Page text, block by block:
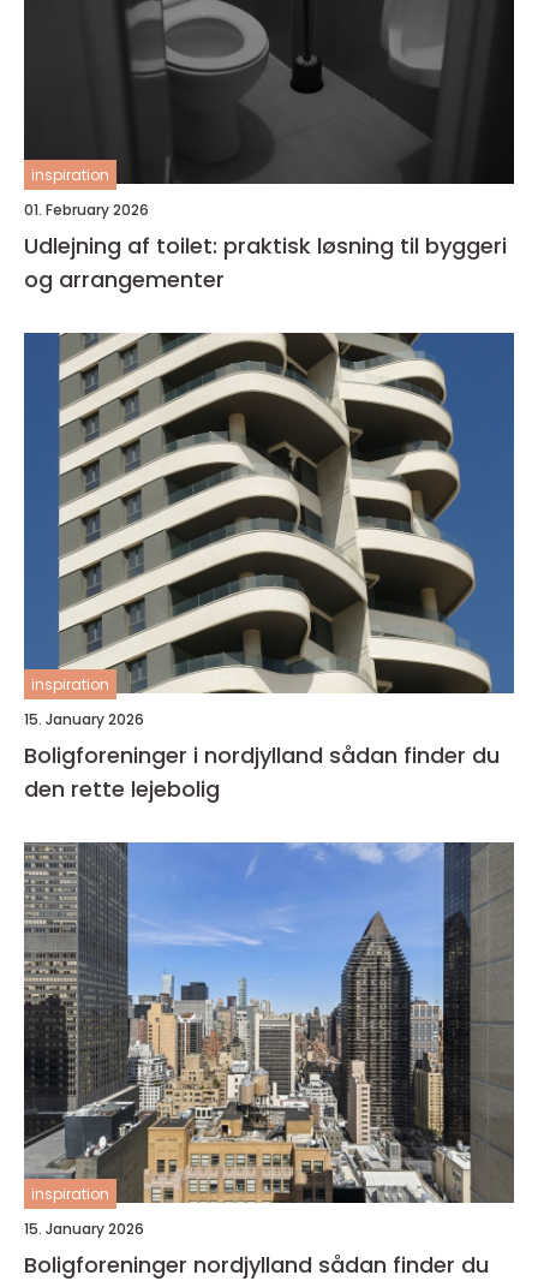
inspiration
01. February 2026
Udlejning af toilet: praktisk løsning til byggeri
og arrangementer
inspiration
15. January 2026
Boligforeninger i nordjylland sådan finder du
den rette lejebolig
inspiration
15. January 2026
Boligforeninger nordjylland sådan finder du